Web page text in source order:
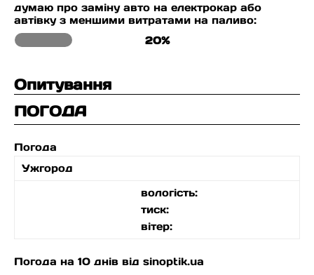
думаю про заміну авто на електрокар або
автівку з меншими витратами на паливо:
20%
Опитування
ПОГОДА
Погода
Ужгород
вологість:
тиск:
вітер:
Погода на 10 днів від sinoptik.ua